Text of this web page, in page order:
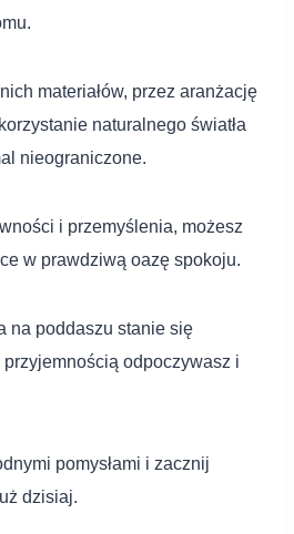
materiałów, przez aranżację
naturalnego światła
nieograniczone.
i przemyślenia, możesz
w prawdziwą oazę spokoju.
na poddaszu stanie się
odpoczywasz i
pomysłami i zacznij
dzisiaj.